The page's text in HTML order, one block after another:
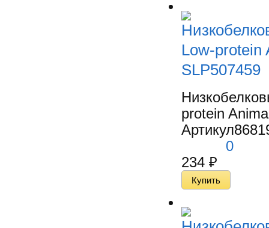
Low-protein
SLP507459
protein
Артикул
0
234 ₽